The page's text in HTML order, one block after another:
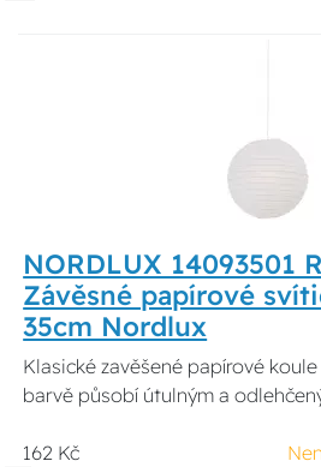
NORDLUX 14093501
Závěsné papírové
35cm Nordlux
Klasické zavěšené papírové
barvě působí útulným a
162 Kč